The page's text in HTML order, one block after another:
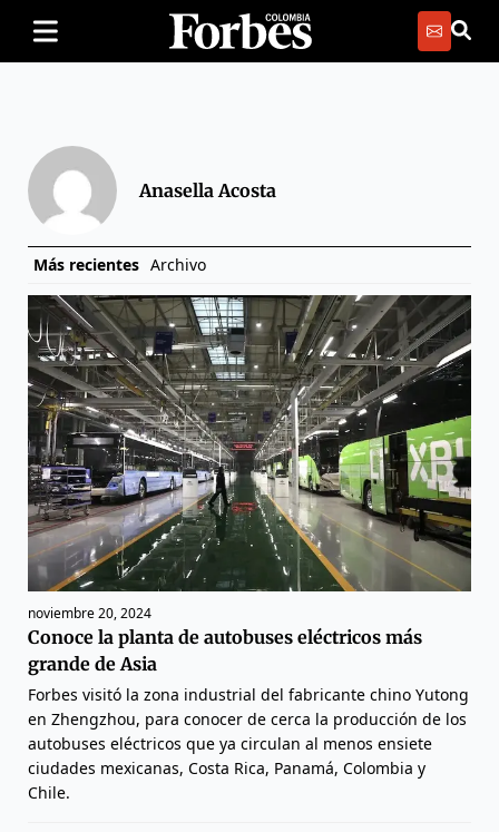
Anasella Acosta
Más recientes Archivo
noviembre 20, 2024
Conoce la planta de autobuses eléctricos más
grande de Asia
Forbes visitó la zona industrial del fabricante chino Yutong
en Zhengzhou, para conocer de cerca la producción de los
autobuses eléctricos que ya circulan al menos ensiete
ciudades mexicanas, Costa Rica, Panamá, Colombia y
Chile.